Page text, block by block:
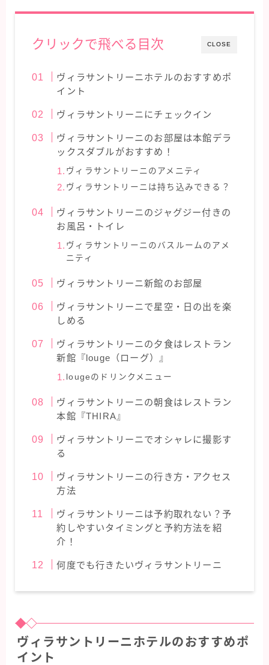
CLOSE
クリックで飛べる目次
ヴィラサントリーニホテルのおすすめポ
イント
ヴィラサントリーニにチェックイン
ヴィラサントリーニのお部屋は本館デラ
ックスダブルがおすすめ！
ヴィラサントリーニのアメニティ
ヴィラサントリーニは持ち込みできる？
ヴィラサントリーニのジャグジー付きの
お風呂・トイレ
ヴィラサントリーニのバスルームのアメ
ニティ
ヴィラサントリーニ新館のお部屋
ヴィラサントリーニで星空・日の出を楽
しめる
ヴィラサントリーニの夕食はレストラン
新館『louge（ローグ）』
lougeのドリンクメニュー
ヴィラサントリーニの朝食はレストラン
本館『THIRA』
ヴィラサントリーニでオシャレに撮影す
る
ヴィラサントリーニの行き方・アクセス
方法
ヴィラサントリーニは予約取れない？予
約しやすいタイミングと予約方法を紹
介！
何度でも行きたいヴィラサントリーニ
ヴィラサントリーニホテルのおすすめポ
イント